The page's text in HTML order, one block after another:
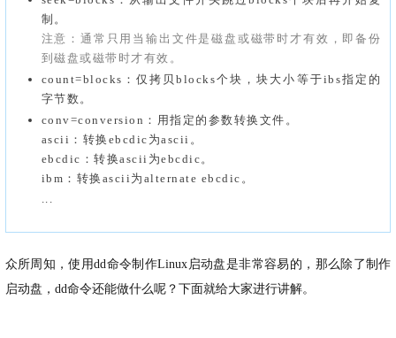
制。
注意：通常只用当输出文件是磁盘或磁带时才有效，即备份
到磁盘或磁带时才有效。
count=blocks：仅拷贝blocks个块，块大小等于ibs指定的
字节数。
conv=conversion：用指定的参数转换文件。
ascii：转换ebcdic为ascii。
ebcdic：转换ascii为ebcdic。
ibm：转换ascii为alternate ebcdic。
...
众所周知，使用dd命令制作Linux启动盘是非常容易的，那么除了制作
启动盘，dd命令还能做什么呢？下面就给大家进行讲解。